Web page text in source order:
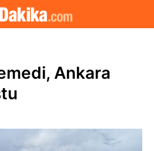
Ankara